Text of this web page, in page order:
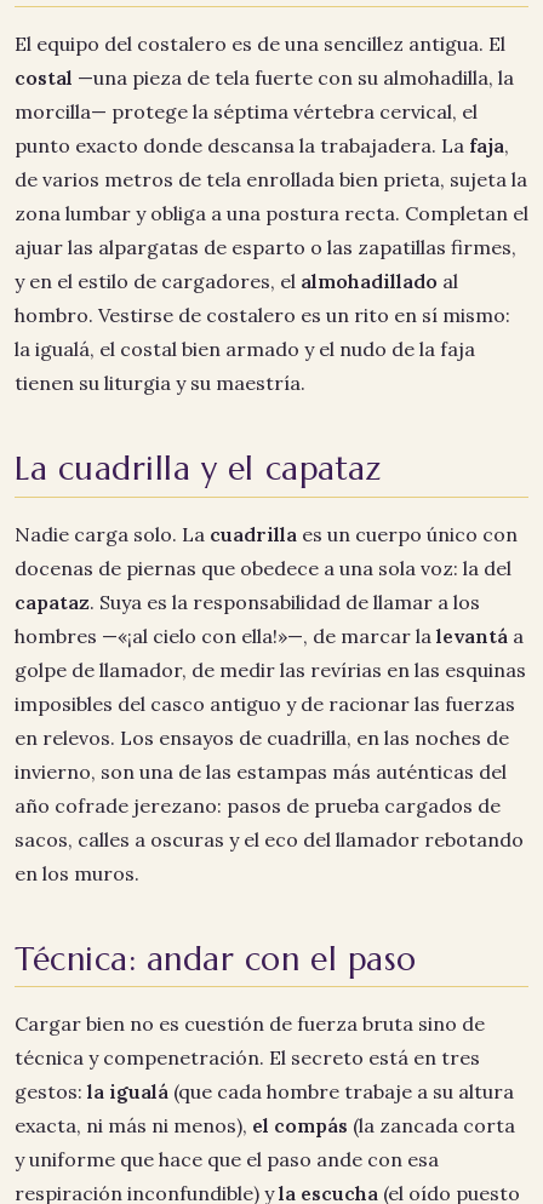
El equipo del costalero es de una sencillez antigua. El
costal —una pieza de tela fuerte con su almohadilla, la
morcilla— protege la séptima vértebra cervical, el
punto exacto donde descansa la trabajadera. La faja,
de varios metros de tela enrollada bien prieta, sujeta la
zona lumbar y obliga a una postura recta. Completan el
ajuar las alpargatas de esparto o las zapatillas firmes,
y en el estilo de cargadores, el almohadillado al
hombro. Vestirse de costalero es un rito en sí mismo:
la igualá, el costal bien armado y el nudo de la faja
tienen su liturgia y su maestría.
La cuadrilla y el capataz
Nadie carga solo. La cuadrilla es un cuerpo único con
docenas de piernas que obedece a una sola voz: la del
capataz. Suya es la responsabilidad de llamar a los
hombres —«¡al cielo con ella!»—, de marcar la levantá a
golpe de llamador, de medir las revírias en las esquinas
imposibles del casco antiguo y de racionar las fuerzas
en relevos. Los ensayos de cuadrilla, en las noches de
invierno, son una de las estampas más auténticas del
año cofrade jerezano: pasos de prueba cargados de
sacos, calles a oscuras y el eco del llamador rebotando
en los muros.
Técnica: andar con el paso
Cargar bien no es cuestión de fuerza bruta sino de
técnica y compenetración. El secreto está en tres
gestos: la igualá (que cada hombre trabaje a su altura
exacta, ni más ni menos), el compás (la zancada corta
y uniforme que hace que el paso ande con esa
respiración inconfundible) yla escucha (el oído puesto